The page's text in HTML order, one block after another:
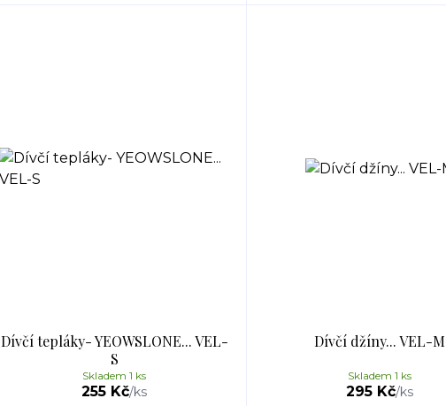
Dívčí tepláky- YEOWSLONE... VEL-
S
255 Kč/ks
Skladem 1 ks
Dívčí džíny... VEL-M
295 Kč/ks
Skladem 1 ks